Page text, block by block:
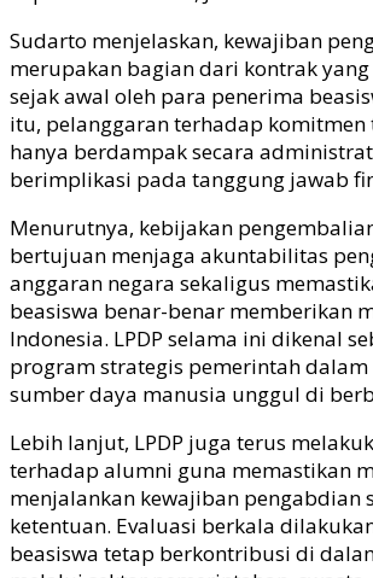
Sudarto menjelaskan, kewajiban
merupakan bagian dari kontrak
sejak awal oleh para penerima
itu, pelanggaran terhadap
hanya berdampak secara
berimplikasi pada tanggung jawab
Menurutnya, kebijakan
bertujuan menjaga akuntabilitas
anggaran negara sekaligus
beasiswa benar-benar memberikan
Indonesia. LPDP selama ini dikenal
program strategis pemerintah dalam
sumber daya manusia unggul di
Lebih lanjut, LPDP juga terus
terhadap alumni guna memastikan
menjalankan kewajiban pengabdian
ketentuan. Evaluasi berkala
beasiswa tetap berkontribusi di